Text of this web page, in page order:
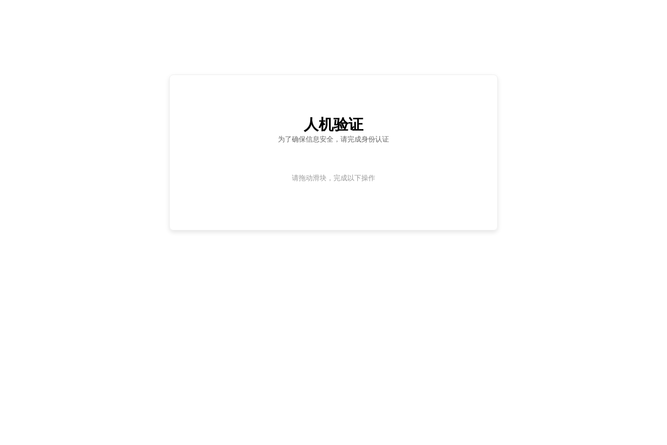
人机验证
为了确保信息安全，请完成身份认证
请拖动滑块，完成以下操作